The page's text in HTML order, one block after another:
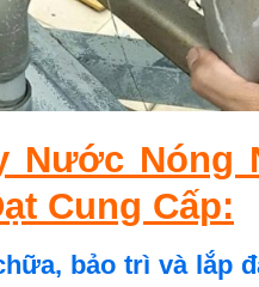
Nước Nóng
Cung Cấp:
bảo trì và lắp